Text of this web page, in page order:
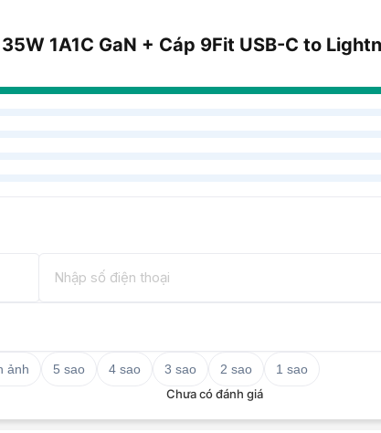
1A1C GaN + Cáp 9Fit USB-C to
ảnh 5 sao 4 sao 3 sao 2 sao
1 sao
Chưa có đánh giá